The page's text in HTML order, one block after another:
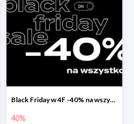
Black Friday w 4F -40% na wszystko
40%